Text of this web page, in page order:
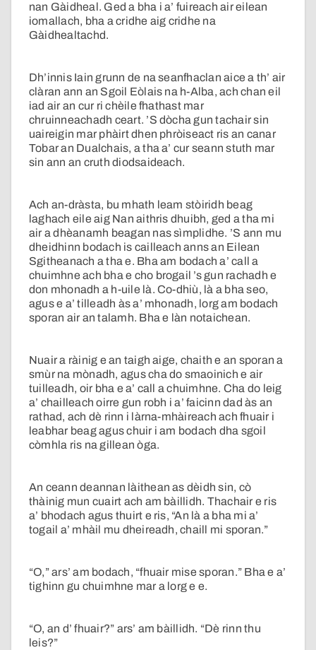
nan Gàidheal. Ged a bha i a’ fuireach air eilean
iomallach, bha a cridhe aig cridhe na
Gàidhealtachd.
Dh’innis Iain grunn de na seanfhaclan aice a th’ air
clàran ann an Sgoil Eòlais na h-Alba, ach chan eil
iad air an cur ri chèile fhathast mar
chruinneachadh ceart. ’S dòcha gun tachair sin
uaireigin mar phàirt dhen phròiseact ris an canar
Tobar an Dualchais, a tha a’ cur seann stuth mar
sin ann an cruth diodsaideach.
Ach an-dràsta, bu mhath leam stòiridh beag
laghach eile aig Nan aithris dhuibh, ged a tha mi
air a dhèanamh beagan nas sìmplidhe. ’S ann mu
dheidhinn bodach is cailleach anns an Eilean
Sgitheanach a tha e. Bha am bodach a’ call a
chuimhne ach bha e cho brogail ’s gun rachadh e
don mhonadh a h-uile là. Co-dhiù, là a bha seo,
agus e a’ tilleadh às a’ mhonadh, lorg am bodach
sporan air an talamh. Bha e làn notaichean.
Nuair a ràinig e an taigh aige, chaith e an sporan a
smùr na mònadh, agus cha do smaoinich e air
tuilleadh, oir bha e a’ call a chuimhne. Cha do leig
a’ chailleach oirre gun robh i a’ faicinn dad às an
rathad, ach dè rinn i làrna-mhàireach ach fhuair i
leabhar beag agus chuir i am bodach dha sgoil
còmhla ris na gillean òga.
An ceann deannan làithean as dèidh sin, cò
thàinig mun cuairt ach am bàillidh. Thachair e ris
a’ bhodach agus thuirt e ris, “An là a bha mi a’
togail a’ mhàil mu dheireadh, chaill mi sporan.”
“O,” ars’ am bodach, “fhuair mise sporan.” Bha e a’
tighinn gu chuimhne mar a lorg e e.
“O, an d’ fhuair?” ars’ am bàillidh. “Dè rinn thu
leis?”